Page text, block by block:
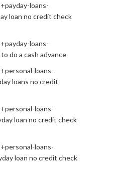
loans-
loan no credit check
loans-
do a cash advance
loans-
loans no credit
loans-
loan no credit check
loans-
loan no credit check